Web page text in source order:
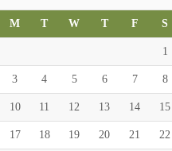
M T W T F S
1
3 4 5 6 7 8
10 11 12 13 14 15
17 18 19 20 21 22